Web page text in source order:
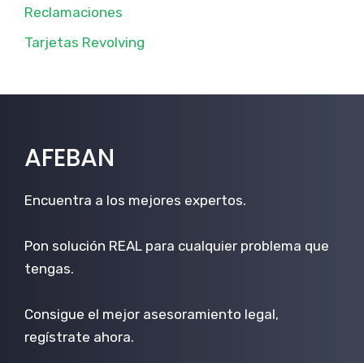
Reclamaciones
Tarjetas Revolving
AFEBAN
Encuentra a los mejores expertos.
Pon solución REAL para cualquier problema que
tengas.
Consigue el mejor asesoramiento legal,
regístrate ahora.